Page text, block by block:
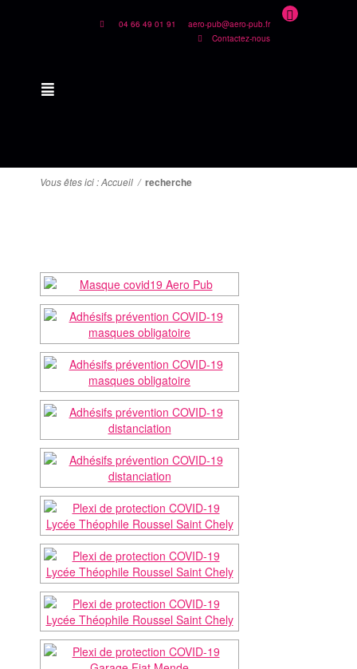
04 66 49 01 91 aero-pub@aero-pub.fr
Contactez-nous
Vous êtes ici :Accueil / recherche